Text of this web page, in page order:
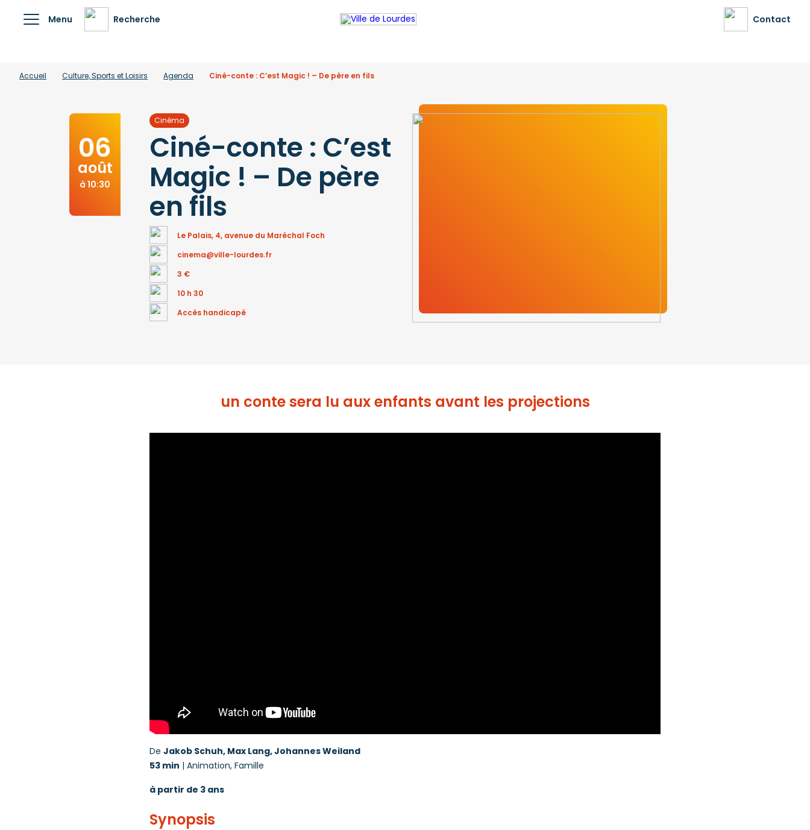
Menu Recherche Contact
Accueil Culture, Sports et Loisirs Agenda Ciné-conte : C’est Magic ! – De père en fils
06
août
à 10:30
Cinéma
Ciné-conte : C’est
Magic ! – De père
en fils
Le Palais, 4, avenue du Maréchal Foch
cinema@ville-lourdes.fr
3 €
10 h 30
Accès handicapé
un conte sera lu aux enfants avant les projections
De Jakob Schuh, Max Lang, Johannes Weiland
53 min | Animation, Famille
à partir de 3 ans
Synopsis